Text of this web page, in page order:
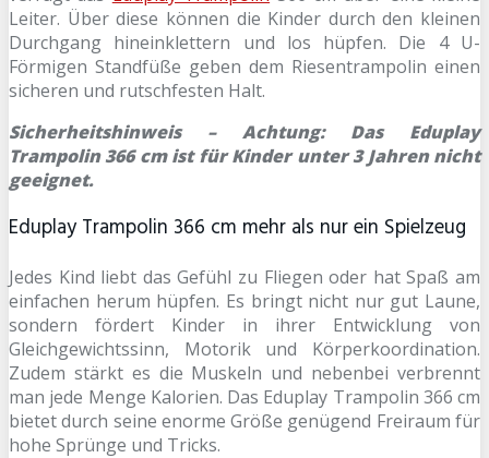
Leiter. Über diese können die Kinder durch den kleinen
Durchgang hineinklettern und los hüpfen. Die 4 U-
Förmigen Standfüße geben dem Riesentrampolin einen
sicheren und rutschfesten Halt.
Sicherheitshinweis – Achtung: Das Eduplay
Trampolin 366 cm ist für Kinder unter 3 Jahren nicht
geeignet.
Eduplay Trampolin 366 cm mehr als nur ein Spielzeug
Jedes Kind liebt das Gefühl zu Fliegen oder hat Spaß am
einfachen herum hüpfen. Es bringt nicht nur gut Laune,
sondern fördert Kinder in ihrer Entwicklung von
Gleichgewichtssinn, Motorik und Körperkoordination.
Zudem stärkt es die Muskeln und nebenbei verbrennt
man jede Menge Kalorien. Das Eduplay Trampolin 366 cm
bietet durch seine enorme Größe genügend Freiraum für
hohe Sprünge und Tricks.